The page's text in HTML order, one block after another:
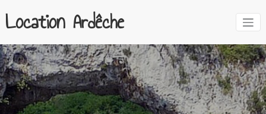
Location Ardêche